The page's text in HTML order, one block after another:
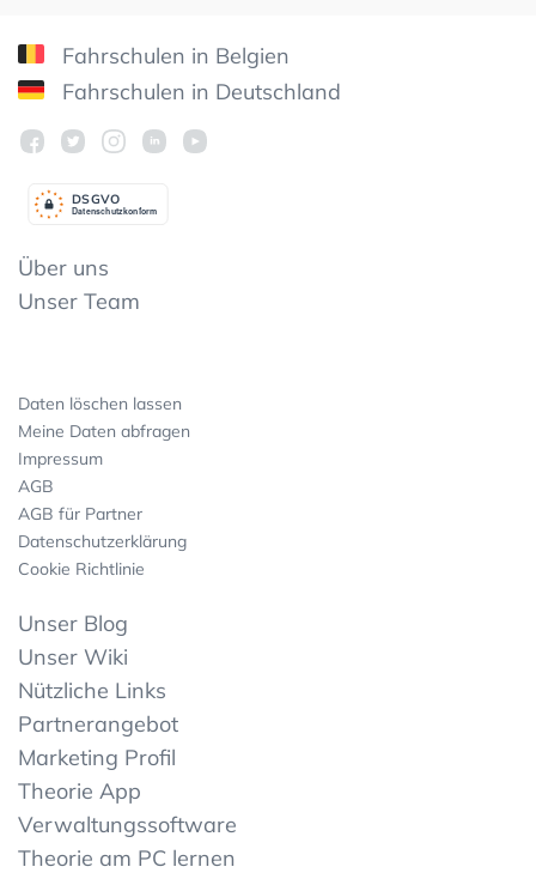
Fahrschulen in Belgien
Fahrschulen in Deutschland
Datenschutzkonform
DSGVO
Über uns
Unser Team
Daten löschen lassen
Meine Daten abfragen
Impressum
AGB
AGB für Partner
Datenschutzerklärung
Cookie Richtlinie
Unser Blog
Unser Wiki
Nützliche Links
Partnerangebot
Marketing Profil
Theorie App
Verwaltungssoftware
Theorie am PC lernen